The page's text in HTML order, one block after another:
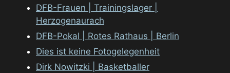
DFB-Frauen | Trainingslager |
Herzogenaurach
DFB-Pokal | Rotes Rathaus | Berlin
Dies ist keine Fotogelegenheit
Dirk Nowitzki | Basketballer